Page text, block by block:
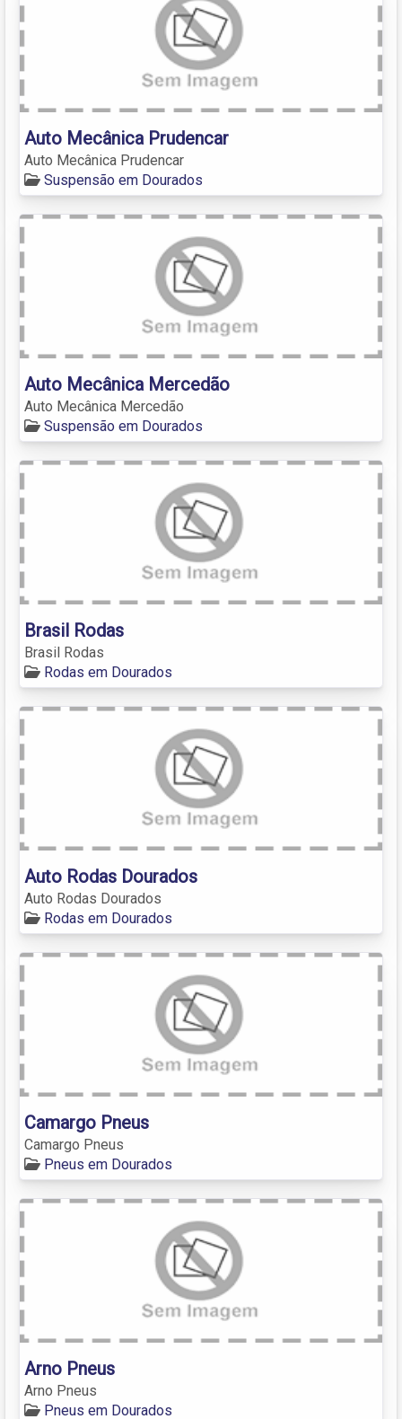
Auto Mecânica Prudencar
Auto Mecânica Prudencar
Suspensão em Dourados
Auto Mecânica Mercedão
Auto Mecânica Mercedão
Suspensão em Dourados
Brasil Rodas
Brasil Rodas
Rodas em Dourados
Auto Rodas Dourados
Auto Rodas Dourados
Rodas em Dourados
Camargo Pneus
Camargo Pneus
Pneus em Dourados
Arno Pneus
Arno Pneus
Pneus em Dourados